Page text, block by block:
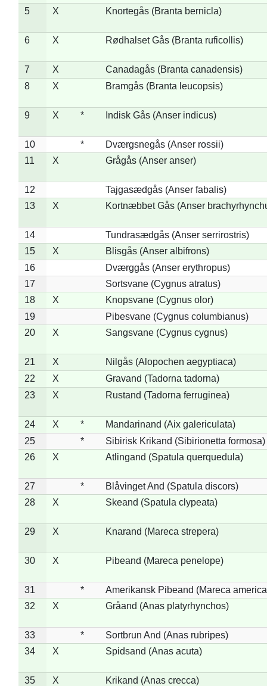
5
X Knortegås (Branta bernicla)
6 X Rødhalset Gås (Branta ruficollis)
7 X
Canadagås (Branta canadensis)
8
X Bramgås (Branta leucopsis)
9 X * Indisk Gås (Anser indicus)
10 *
Dværgsnegås (Anser rossii)
11
X Grågås (Anser anser)
12
Tajgasædgås (Anser fabalis)
13
X Kortnæbbet Gås (Anser
14
Tundrasædgås (Anser serrirostris)
15
X
Blisgås (Anser albifrons)
16
Dværggås (Anser erythropus)
17
Sortsvane (Cygnus atratus)
18
X
Knopsvane (Cygnus olor)
19
Pibesvane (Cygnus columbianus)
20
X Sangsvane (Cygnus cygnus)
21 X
Nilgås (Alopochen aegyptiaca)
22
X
Gravand (Tadorna tadorna)
23
X Rustand (Tadorna ferruginea)
24 X *
Mandarinand (Aix galericulata)
25
*
Sibirisk Krikand (Sibirionetta formosa)
26
X Atlingand (Spatula querquedula)
27 *
Blåvinget And (Spatula discors)
28
X Skeand (Spatula clypeata)
29 X Knarand (Mareca strepera)
30 X Pibeand (Mareca penelope)
31 *
Amerikansk Pibeand (Mareca
32
X Gråand (Anas platyrhynchos)
33 *
Sortbrun And (Anas rubripes)
34
X Spidsand (Anas acuta)
35 X Krikand (Anas crecca)